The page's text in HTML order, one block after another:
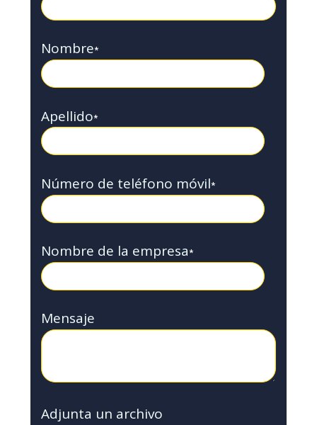
Nombre*
Apellido*
Número de teléfono móvil*
Nombre de la empresa*
Mensaje
Adjunta un archivo